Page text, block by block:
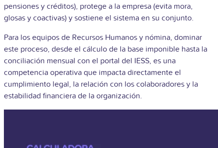
pensiones y créditos), protege a la empresa (evita mora,
glosas y coactivas) y sostiene el sistema en su conjunto.
Para los equipos de Recursos Humanos y nómina, dominar
este proceso, desde el cálculo de la base imponible hasta la
conciliación mensual con el portal del IESS, es una
competencia operativa que impacta directamente el
cumplimiento legal, la relación con los colaboradores y la
estabilidad financiera de la organización.